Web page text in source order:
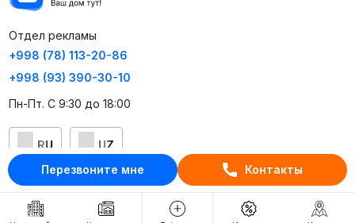
Перезвоните мне Контакты
Отдел рекламы
+998 (78) 113-20-86
+998 (93) 390-30-10
Пн-Пт. С 9:30 до 18:00
RU UZ
Контакты
О проекте